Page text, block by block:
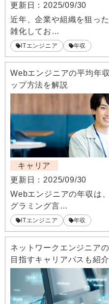
更新日： 2025/09/30
近年、企業や組織を狙っ
雑化してお…
ITエンジニア 年収
Webエンジニアの平均年
ップ方法を解説
キャリア
更新日： 2025/09/30
Webエンジニアの年収は
グラミング言…
ITエンジニア 年収
ネットワークエンジニア
目指すキャリアパスも紹介